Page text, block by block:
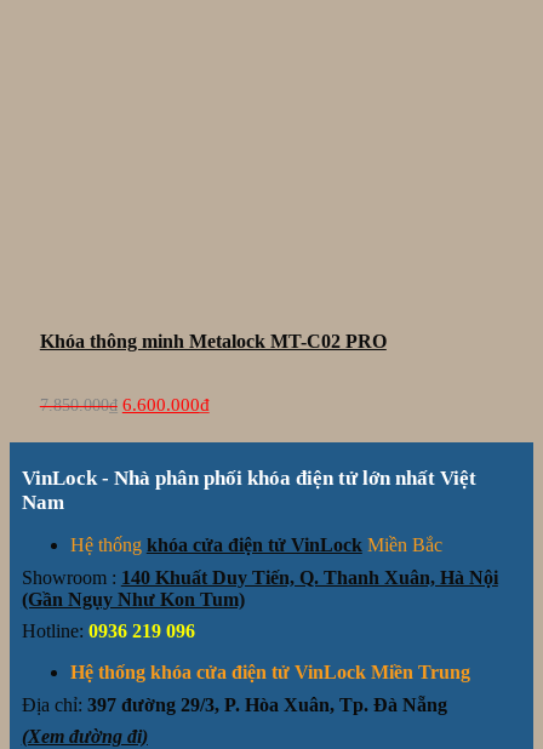
Khóa thông minh Metalock MT-C02 PRO
7.850.000₫
Giá
gốc
6.600.000₫Giá
hiện
6.600.000₫.
VinLock - Nhà phân phối khóa điện tử lớn nhất Việt
Nam
Hệ thống khóa cửa điện tử VinLock Miền Bắc
Showroom : 140 Khuất Duy Tiến, Q. Thanh Xuân, Hà Nội
(Gần Ngụy Như Kon Tum)
Hotline: 0936 219 096
Hệ thống khóa cửa điện tử VinLock Miền Trung
Địa chỉ: 397 đường 29/3, P. Hòa Xuân, Tp. Đà Nẵng
(Xem đường đi)